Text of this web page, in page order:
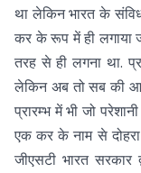
था लेकिन भारत के
कर के रूप में ही लगाया
तरह से ही लगना था.
लेकिन अब तो सब की
प्रारम्भ में भी जो
एक कर के नाम से
जीएसटी भारत